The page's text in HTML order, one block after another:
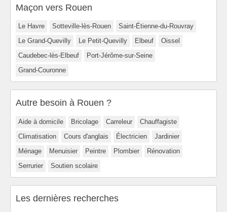
Maçon vers Rouen
Le Havre Sotteville-lès-Rouen
Saint-Étienne-du-Rouvray
Le Grand-Quevilly
Le Petit-Quevilly Elbeuf
Oissel
Caudebec-lès-Elbeuf
Port-Jérôme-sur-Seine
Grand-Couronne
Autre besoin à Rouen ?
Aide à domicile Bricolage Carreleur
Chauffagiste
Climatisation
Cours d'anglais Électricien
Jardinier
Ménage
Menuisier Peintre Plombier
Rénovation
Serrurier
Soutien scolaire
Les dernières recherches